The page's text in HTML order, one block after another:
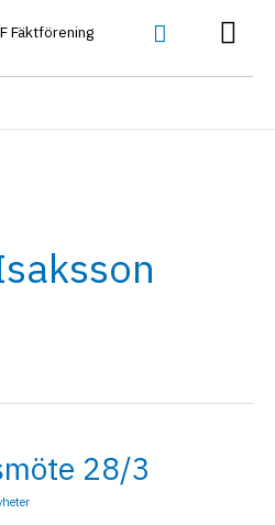
Fäktförening Sök
28/3